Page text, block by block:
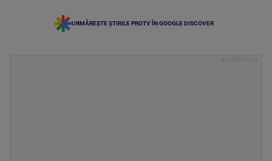
URMĂREȘTE ȘTIRILE PROTV ÎN GOOGLE DISCOVER